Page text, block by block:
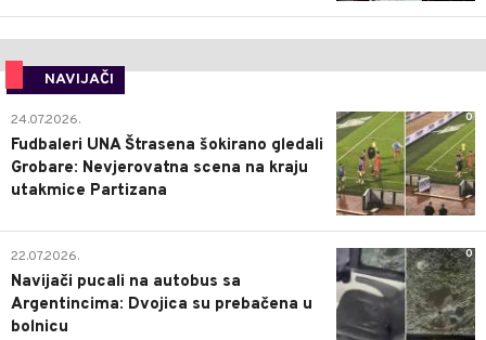
NAVIJAČI
0
24.07.2026.
Fudbaleri UNA Štrasena šokirano gledali
Grobare: Nevjerovatna scena na kraju
utakmice Partizana
0
22.07.2026.
Navijači pucali na autobus sa
Argentincima: Dvojica su prebačena u
bolnicu